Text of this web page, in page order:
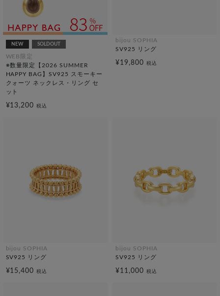
NEW SOLDOUT
WEB限定
※数量限定【2026 SUMMER
HAPPY BAG】SV925 スモーキー
クォーツ ネックレス・リング セ
ット
¥13,200税込
bijou SOPHIA
SV925 リング
¥19,800 税込
bijou SOPHIA
SV925 リング
¥15,400税込
bijou SOPHIA
SV925 リング
¥11,000 税込